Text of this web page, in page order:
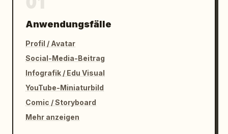
Anwendungsfälle
Profil / Avatar
Social-Media-Beitrag
Infografik / Edu Visual
YouTube-Miniaturbild
Comic / Storyboard
Mehr anzeigen